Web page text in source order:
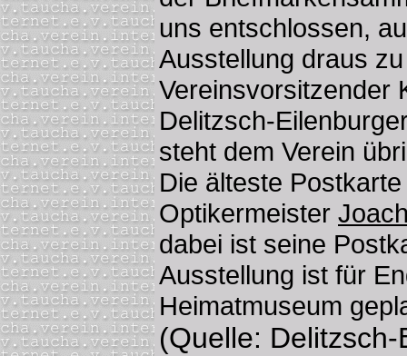
uns entschlossen,
Ausstellung draus
Vereinsvorsitzender
Delitzsch-
steht dem Verein
Die älteste
Optikermeister
dabei ist seine
Ausstellung ist für
Heimatmuseum
(Quelle: